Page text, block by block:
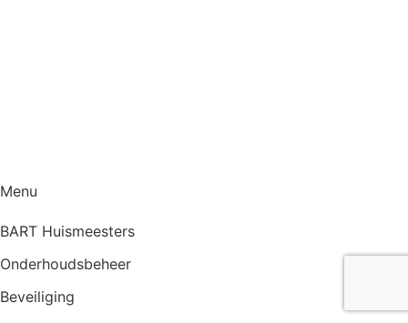
Menu
BART Huismeesters
Onderhoudsbeheer
Beveiliging